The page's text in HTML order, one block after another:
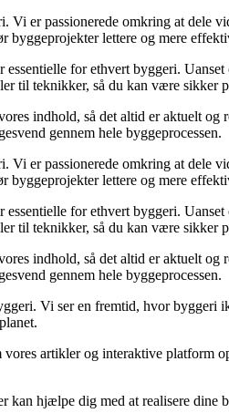
er passionerede omkring at dele
byggeprojekter lettere og mere
for ethvert byggeri.
teknikker, så du kan være sikker
indhold, så det altid er aktuelt og
gennem hele byggeprocessen.
er passionerede omkring at dele
byggeprojekter lettere og mere
for ethvert byggeri.
teknikker, så du kan være sikker
indhold, så det altid er aktuelt og
gennem hele byggeprocessen.
Vi ser en fremtid, hvor byggeri
artikler og interaktive platform
hjælpe dig med at realisere dine